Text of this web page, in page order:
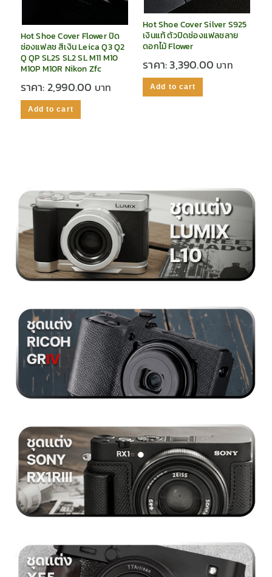
Hot Shoe Cover Flower ปิด
ช่องแฟลช สีเงิน Leica Q3 Q2
Q QP SL2S SL2 SL M11 M10
M10P M10R Nikon Zfc
ราคา:2,990.00
Add to cart
Hot Shoe Cover Silver S925
เงินแท้ ตัวปิดช่องแฟลชลาย
ดอกไม้ Flower
ราคา:3,390.00
Add to cart